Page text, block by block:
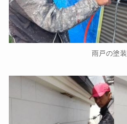
雨戸の塗装